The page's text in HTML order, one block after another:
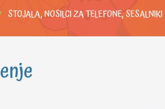
STOJALA, NOSILCI ZA TELEFONE, SESALNIKI